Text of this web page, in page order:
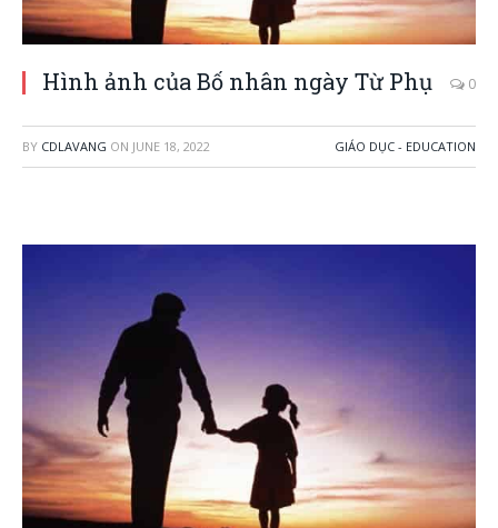
Hình ảnh của Bố nhân ngày Từ Phụ 0
BY CDLAVANG ON JUNE 18, 2022 GIÁO DỤC - EDUCATION